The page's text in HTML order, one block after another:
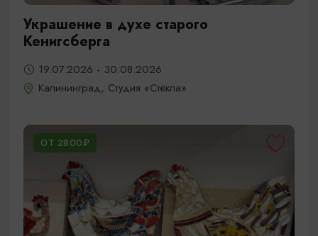
Украшение в духе старого
Кенигсберга
19.07.2026 - 30.08.2026
Калининград, Студия «Стёкла»
ОТ 2800₽